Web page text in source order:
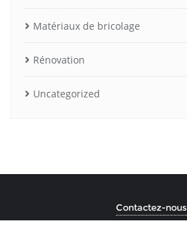
Matériaux de bricolage
Rénovation
Uncategorized
Contactez-nous